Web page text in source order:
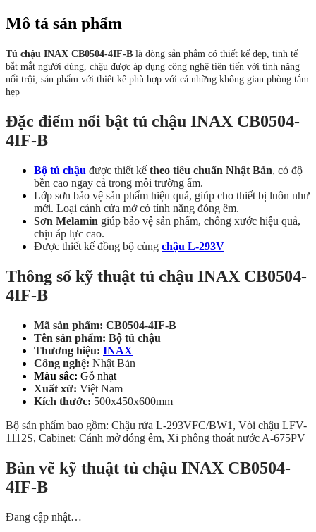
Mô tả sản phẩm
Tủ chậu INAX CB0504-4IF-B là dòng sản phẩm có thiết kế đẹp, tinh tế
bắt mắt người dùng, chậu được áp dụng công nghệ tiên tiến với tính năng
nổi trội, sản phẩm với thiết kế phù hợp với cả những không gian phòng tắm
hẹp
Đặc điểm nổi bật tủ chậu INAX CB0504-
4IF-B
Bộ tủ chậu được thiết kế theo tiêu chuẩn Nhật Bản, có độ
bền cao ngay cả trong môi trường ẩm.
Lớp sơn bảo vệ sản phẩm hiệu quả, giúp cho thiết bị luôn như
mới. Loại cánh cửa mở có tính năng đóng êm.
Sơn Melamin giúp bảo vệ sản phẩm, chống xước hiệu quả,
chịu áp lực cao.
Được thiết kế đồng bộ cùng chậu L-293V
Thông số kỹ thuật tủ chậu INAX CB0504-
4IF-B
Mã sản phẩm: CB0504-4IF-B
Tên sản phẩm: Bộ tủ chậu
Thương hiệu: INAX
Công nghệ: Nhật Bản
Màu sắc: Gỗ nhạt
Xuất xứ: Việt Nam
Kích thước: 500x450x600mm
Bộ sản phẩm bao gồm: Chậu rửa L-293VFC/BW1, Vòi chậu LFV-
1112S, Cabinet: Cánh mở đóng êm, Xi phông thoát nước A-675PV
Bản vẽ kỹ thuật tủ chậu INAX CB0504-
4IF-B
Đang cập nhật…